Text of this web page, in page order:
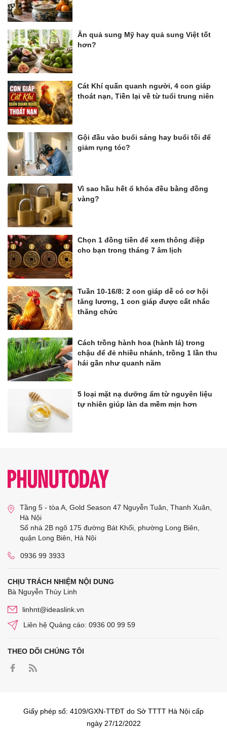
Ăn quả sung Mỹ hay quả sung Việt tốt
hơn?
Cát Khí quấn quanh người, 4 con giáp
thoát nạn, Tiền lại về từ tuổi trung niên
Gội đầu vào buổi sáng hay buổi tối để
giảm rụng tóc?
Vì sao hầu hết ổ khóa đều bằng đồng
vàng?
Chọn 1 đồng tiền để xem thông điệp
cho bạn trong tháng 7 âm lịch
Tuần 10-16/8: 2 con giáp dễ có cơ hội
tăng lương, 1 con giáp được cất nhắc
thăng chức
Cách trồng hành hoa (hành lá) trong
chậu để đẻ nhiều nhánh, trồng 1 lần thu
hái gần như quanh năm
5 loại mặt nạ dưỡng ẩm từ nguyên liệu
tự nhiên giúp làn da mềm mịn hơn
Tầng 5 - tòa A, Gold Season 47 Nguyễn Tuân, Thanh Xuân,
Hà Nội
Số nhà 2B ngõ 175 đường Bát Khối, phường Long Biên,
quận Long Biên, Hà Nội
0936 99 3933
CHỊU TRÁCH NHIỆM NỘI DUNG
Bà Nguyễn Thùy Linh
linhnt@ideaslink.vn
Liên hệ Quảng cáo: 0936 00 99 59
THEO DÕI CHÚNG TÔI
Giấy phép số: 4109/GXN-TTĐT do Sở TTTT Hà Nội cấp
ngày 27/12/2022